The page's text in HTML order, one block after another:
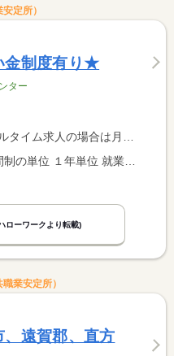
定所）
制度有り★
ター
、パート求人の場合は時間額を表示しています。
ローワークより転載)
業安定所）
遠賀郡、直方